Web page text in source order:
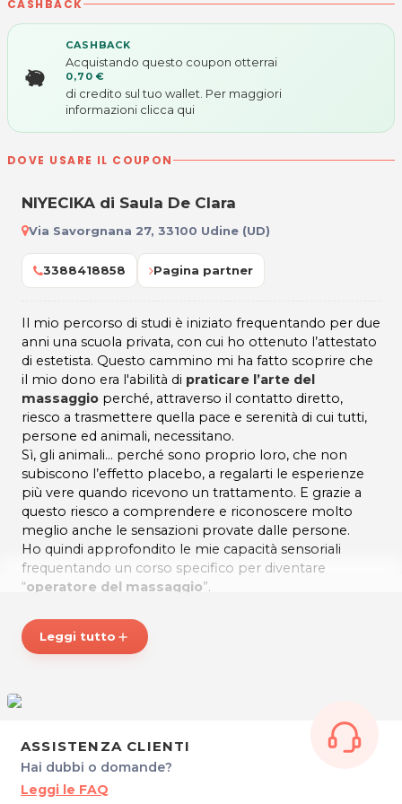
CASHBACK
CASHBACK
Acquistando questo coupon otterrai
0,70 €
di credito sul tuo wallet. Per maggiori
informazioni clicca qui
DOVE USARE IL COUPON
NIYECIKA di Saula De Clara
Via Savorgnana 27, 33100 Udine (UD)
3388418858 Pagina partner
Il mio percorso di studi è iniziato frequentando per due
anni una scuola privata, con cui ho ottenuto l’attestato
di estetista. Questo cammino mi ha fatto scoprire che
il mio dono era l'abilità di praticare l’arte del
massaggio perché, attraverso il contatto diretto,
riesco a trasmettere quella pace e serenità di cui tutti,
persone ed animali, necessitano.
Sì, gli animali… perché sono proprio loro, che non
subiscono l’effetto placebo, a regalarti le esperienze
più vere quando ricevono un trattamento. E grazie a
questo riesco a comprendere e riconoscere molto
meglio anche le sensazioni provate dalle persone.
Ho quindi approfondito le mie capacità sensoriali
frequentando un corso specifico per diventare
“operatore del massaggio”.
Chan, che completano le mie possibilità di
equilibrio e regalarti benessere
Ecco perché ho scelto il nome “
” per la mia
attività: è una parola che deriva dall’indiano lakota e
significa “PER TE STESSO”.
Leggi tutto add
ASSISTENZA CLIENTI
Hai dubbi o domande?
Leggi le FAQ